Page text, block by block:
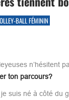
BALL FÉMININ
n’hésitent
ton parcours?
suis né à côté du